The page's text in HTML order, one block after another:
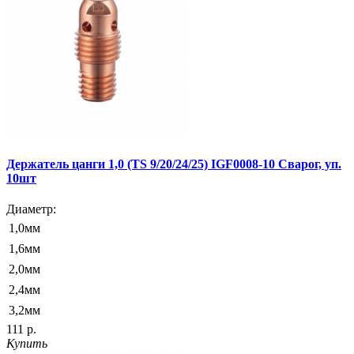
Держатель цанги 1,0 (TS 9/20/24/25) IGF0008-10 Сварог, уп.
10шт
Диаметр:
1,0мм
1,6мм
2,0мм
2,4мм
3,2мм
111 р.
Купить